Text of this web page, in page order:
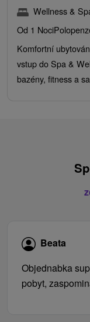
Wellness &
Od 1 Noci
Komfortní
vstup do Spa &
bazény, fitness a
Beata
Objednabka
pobyt,